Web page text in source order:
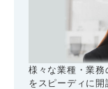
様々な業種・業務
をスピーディに